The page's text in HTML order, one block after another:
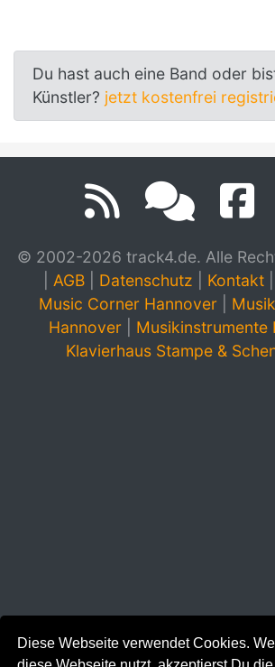
Diese Webseite verwendet Cookies.
Du hast auch eine Band oder
Künstler? jetzt kostenfrei
© 2002-2026 track4.de. Alle
AGB Datenschutz Kontakt
Music Corner Hannover
Hannover
Musikinstrumente
Klavierhaus Stampe &